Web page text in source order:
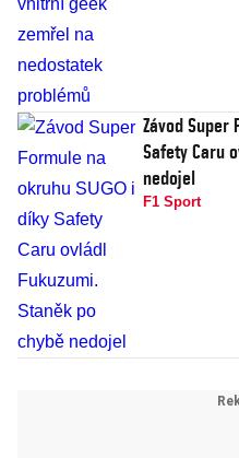
Závod Super
Safety Caru
nedojel
F1 Sport